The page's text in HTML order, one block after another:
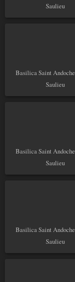
Saulieu
Basilica Saint
Saulieu
Basilica Saint
Saulieu
Basilica Saint
Saulieu